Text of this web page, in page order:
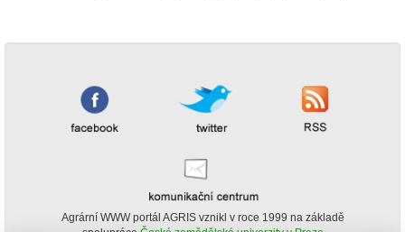
Agrární WWW portál AGRIS vznikl v roce 1999 na základě